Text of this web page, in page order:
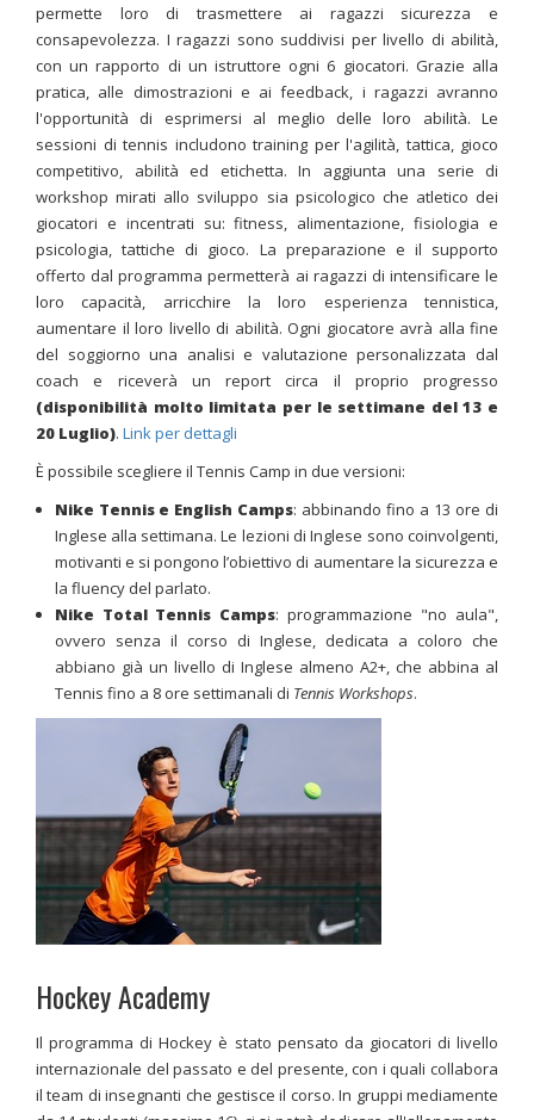
permette loro di trasmettere ai ragazzi sicurezza e
consapevolezza. I ragazzi sono suddivisi per livello di abilità,
con un rapporto di un istruttore ogni 6 giocatori. Grazie alla
pratica, alle dimostrazioni e ai feedback, i ragazzi avranno
l'opportunità di esprimersi al meglio delle loro abilità. Le
sessioni di tennis includono training per l'agilità, tattica, gioco
competitivo, abilità ed etichetta. In aggiunta una serie di
workshop mirati allo sviluppo sia psicologico che atletico dei
giocatori e incentrati su: fitness, alimentazione, fisiologia e
psicologia, tattiche di gioco. La preparazione e il supporto
offerto dal programma permetterà ai ragazzi di intensificare le
loro capacità, arricchire la loro esperienza tennistica,
aumentare il loro livello di abilità. Ogni giocatore avrà alla fine
del soggiorno una analisi e valutazione personalizzata dal
coach e riceverà un report circa il proprio progresso
(disponibilità molto limitata per le settimane del 13 e
20 Luglio). Link per dettagli
È possibile scegliere il Tennis Camp in due versioni:
Nike Tennis e English Camps: abbinando fino a 13 ore di
Inglese alla settimana. Le lezioni di Inglese sono coinvolgenti,
motivanti e si pongono l’obiettivo di aumentare la sicurezza e
la fluency del parlato.
Nike Total Tennis Camps: programmazione "no aula",
ovvero senza il corso di Inglese, dedicata a coloro che
abbiano già un livello di Inglese almeno A2+, che abbina al
Tennis fino a 8 ore settimanali di Tennis Workshops.
Hockey Academy
Il programma di Hockey è stato pensato da giocatori di livello
internazionale del passato e del presente, con i quali collabora
il team di insegnanti che gestisce il corso. In gruppi mediamente